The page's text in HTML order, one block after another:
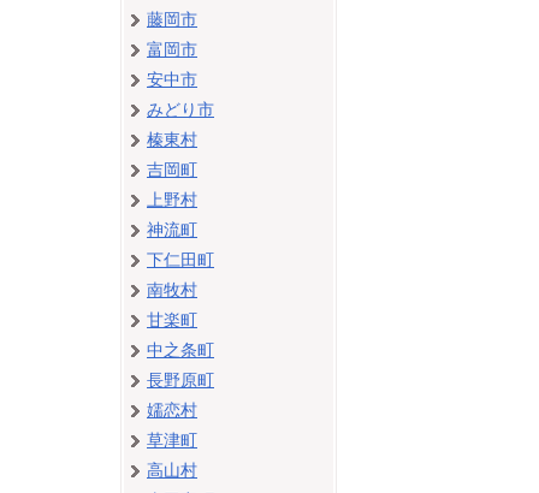
藤岡市
富岡市
安中市
みどり市
榛東村
吉岡町
上野村
神流町
下仁田町
南牧村
甘楽町
中之条町
長野原町
嬬恋村
草津町
高山村